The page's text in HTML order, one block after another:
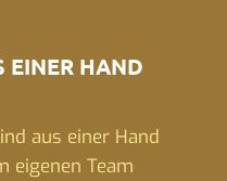
EINER HAND
aus einer Hand
eigenen Team